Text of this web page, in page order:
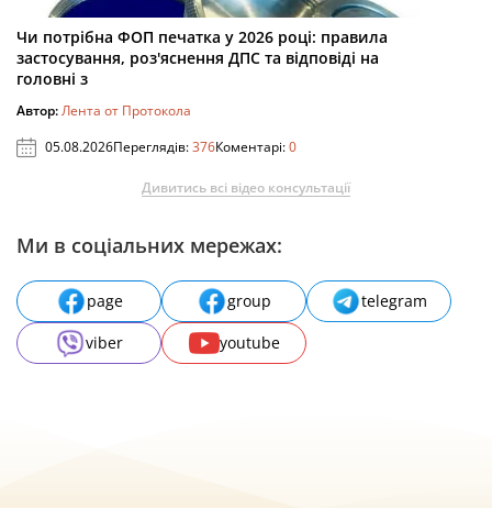
Чи потрібна ФОП печатка у 2026 році: правила
застосування, роз'яснення ДПС та відповіді на
головні з
Автор:Лента от Протокола
05.08.2026Переглядів:376Коментарі:0
Дивитись всі відео консультації
Ми в соціальних мережах:
page group
telegram
viber
youtube